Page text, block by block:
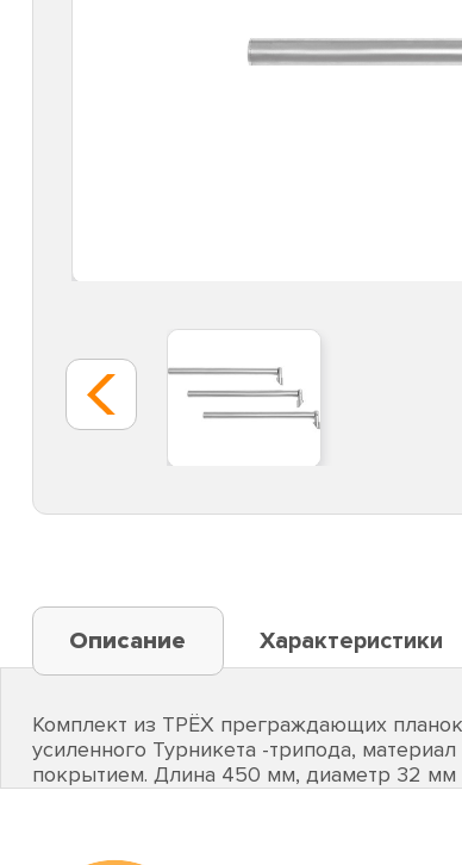
Описание Характеристики
Комплект из ТРЁХ преграждающих планок
усиленного Турникета -трипода,
покрытием. Длина 450 мм, диаметр 32 мм